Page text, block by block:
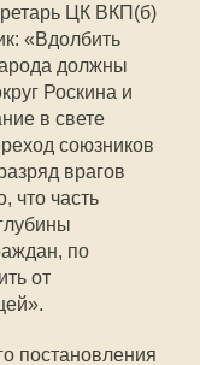
ЦК ВКП(б)
«Вдолбить
должны
Роскина и
в свете
союзников
врагов
что часть
по
от
постановления